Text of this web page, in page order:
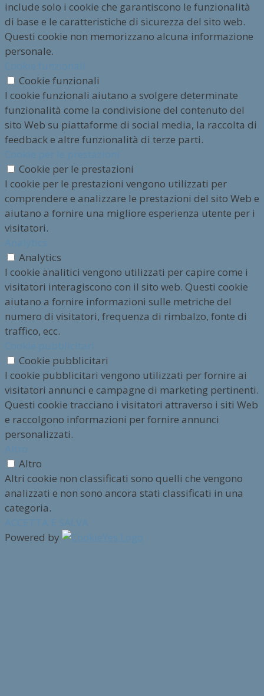
include solo i cookie che garantiscono le funzionalità
di base e le caratteristiche di sicurezza del sito web.
Questi cookie non memorizzano alcuna informazione
personale.
Cookie funzionali
I cookie funzionali aiutano a svolgere determinate
funzionalità come la condivisione del contenuto del
sito Web su piattaforme di social media, la raccolta di
feedback e altre funzionalità di terze parti.
Cookie per le prestazioni
I cookie per le prestazioni vengono utilizzati per
comprendere e analizzare le prestazioni del sito Web e
aiutano a fornire una migliore esperienza utente per i
visitatori.
Analytics
I cookie analitici vengono utilizzati per capire come i
visitatori interagiscono con il sito web. Questi cookie
aiutano a fornire informazioni sulle metriche del
numero di visitatori, frequenza di rimbalzo, fonte di
traffico, ecc.
Cookie pubblicitari
I cookie pubblicitari vengono utilizzati per fornire ai
visitatori annunci e campagne di marketing pertinenti.
Questi cookie tracciano i visitatori attraverso i siti Web
e raccolgono informazioni per fornire annunci
personalizzati.
Altro
Altri cookie non classificati sono quelli che vengono
analizzati e non sono ancora stati classificati in una
categoria.
Powered by